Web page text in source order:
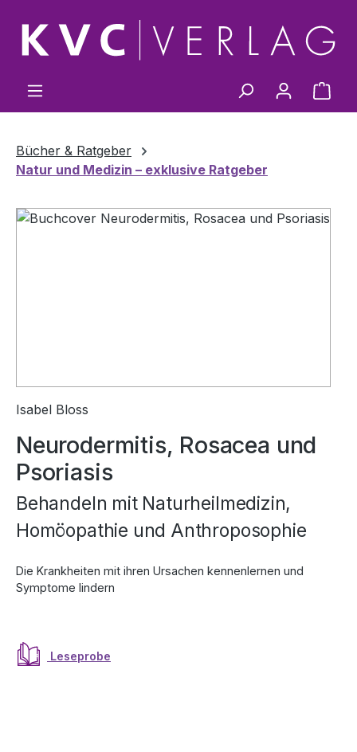
Zum Hauptinhalt springen
Bücher & Ratgeber
Natur und Medizin – exklusive Ratgeber
Bildergalerie überspringen
Isabel Bloss
Neurodermitis, Rosacea und
Psoriasis
Behandeln mit Naturheilmedizin,
Homöopathie und Anthroposophie
Die Krankheiten mit ihren Ursachen kennenlernen und
Symptome lindern
Leseprobe